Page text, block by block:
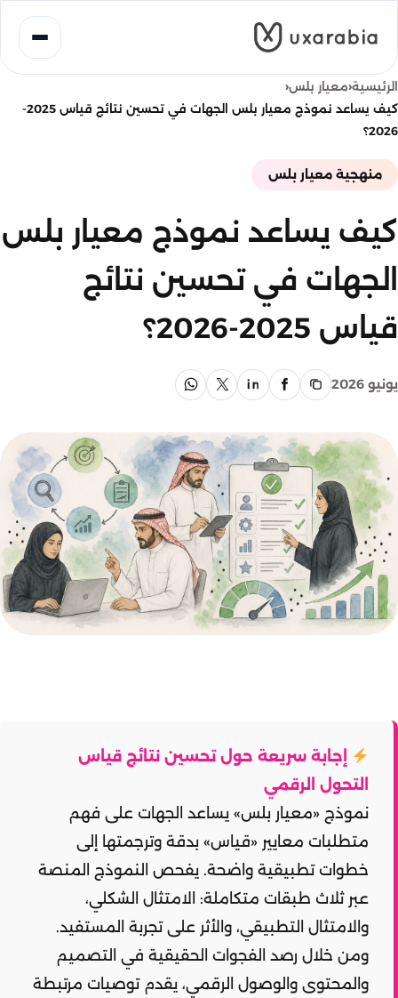
المحتوى
الرئيسية‹معيار بلس‹
كيف يساعد نموذج معيار بلس الجهات في تحسين نتائج قياس 2025-
2026؟
منهجية معيار بلس
كيف يساعد نموذج معيار بلس
الجهات في تحسين نتائج
قياس 2025-2026؟
يونيو 2026
إجابة سريعة حول تحسين نتائج قياس
التحول الرقمي
نموذج «معيار بلس» يساعد الجهات على فهم
متطلبات معايير «قياس» بدقة وترجمتها إلى
خطوات تطبيقية واضحة. يفحص النموذج المنصة
عبر ثلاث طبقات متكاملة: الامتثال الشكلي،
والامتثال التطبيقي، والأثر على تجربة المستفيد.
ومن خلال رصد الفجوات الحقيقية في التصميم
والمحتوى والوصول الرقمي، يقدم توصيات مرتبطة